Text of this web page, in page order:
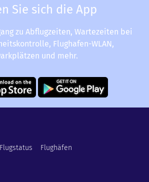
Sie sich die App
zu Abflugzeiten, Wartezeiten bei
Flughafen-WLAN,
und mehr.
Flugstatus Flughäfen